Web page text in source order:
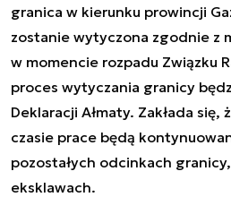
granica w kierunku prowincji
zostanie wytyczona zgodnie z
w momencie rozpadu Związku
proces wytyczania granicy
Deklaracji Ałmaty. Zakłada
czasie prace będą
pozostałych odcinkach
eksklawach.